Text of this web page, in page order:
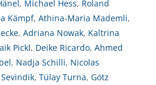
, Michael Hess, Roland
Kämpf, Athina-Maria Mademli,
, Adriana Nowak, Kaltrina
Pickl, Deike Ricardo, Ahmed
, Nadja Schilli, Nicolas
, Tülay Turna, Götz